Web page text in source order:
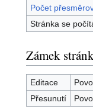
Počet
Stránka se
Zámek
Editace
Přesunutí